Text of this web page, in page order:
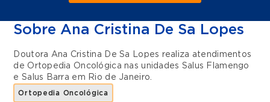
Sobre Ana Cristina De Sa Lopes
Doutora Ana Cristina De Sa Lopes realiza atendimentos
de Ortopedia Oncológica nas unidades Salus Flamengo
e Salus Barra em Rio de Janeiro.
Ortopedia Oncológica